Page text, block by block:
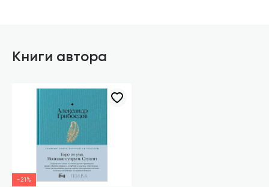
Книги автора
-21%